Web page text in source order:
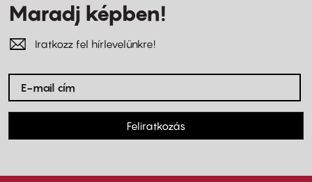
Maradj képben!
Iratkozz fel hírlevelünkre!
Feliratkozás